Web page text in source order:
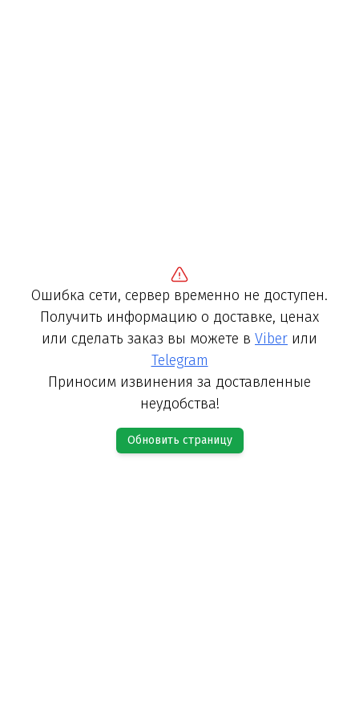
Ошибка сети, сервер временно не доступен.
Получить информацию о доставке, ценах
или сделать заказ вы можете в Viber или
Telegram
Приносим извинения за доставленные
неудобства!
Обновить страницу